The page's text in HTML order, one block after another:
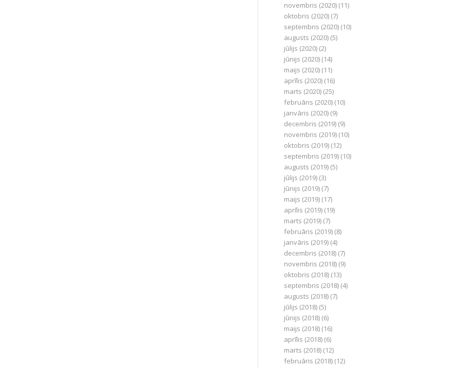
novembris (2020) (11)
oktobris (2020) (7)
septembris (2020) (10)
augusts (2020) (5)
jūlijs (2020) (2)
jūnijs (2020) (14)
maijs (2020) (11)
aprīlis (2020) (16)
marts (2020) (25)
februāris (2020) (10)
janvāris (2020) (9)
decembris (2019) (9)
novembris (2019) (10)
oktobris (2019) (12)
septembris (2019) (10)
augusts (2019) (5)
jūlijs (2019) (3)
jūnijs (2019) (7)
maijs (2019) (17)
aprīlis (2019) (19)
marts (2019) (7)
februāris (2019) (8)
janvāris (2019) (4)
decembris (2018) (7)
novembris (2018) (9)
oktobris (2018) (13)
septembris (2018) (4)
augusts (2018) (7)
jūlijs (2018) (5)
jūnijs (2018) (6)
maijs (2018) (16)
aprīlis (2018) (6)
marts (2018) (12)
februāris (2018) (12)